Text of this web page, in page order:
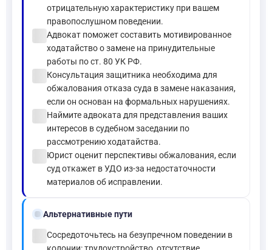
отрицательную характеристику при вашем
правопослушном поведении.
Адвокат поможет составить мотивированное
ходатайство о замене на принудительные
работы по ст. 80 УК РФ.
Консультация защитника необходима для
обжалования отказа суда в замене наказания,
если он основан на формальных нарушениях.
Наймите адвоката для представления ваших
интересов в судебном заседании по
рассмотрению ходатайства.
Юрист оценит перспективы обжалования, если
суд откажет в УДО из-за недостаточности
материалов об исправлении.
alt_routeАльтернативные пути
Сосредоточьтесь на безупречном поведении в